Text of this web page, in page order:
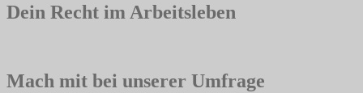
Dein Recht im Arbeitsleben
Mach mit bei unserer Umfrage